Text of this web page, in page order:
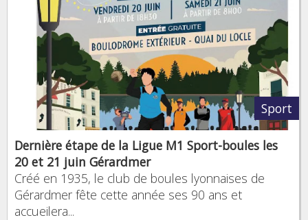
Sport
Dernière étape de la Ligue M1 Sport-boules les
20 et 21 juin Gérardmer
Créé en 1935, le club de boules lyonnaises de
Gérardmer fête cette année ses 90 ans et
accueilera...